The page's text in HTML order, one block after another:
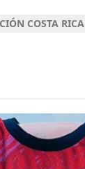
COSTA RICA